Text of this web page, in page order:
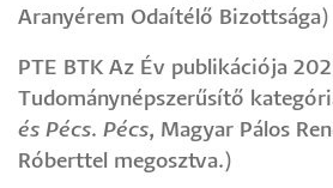
Aranyérem Odaítélő Bizottsága)
PTE BTK Az Év publikációja
Tudománynépszerűsítő
és Pécs. Pécs, Magyar Pálos
Róberttel megosztva.)